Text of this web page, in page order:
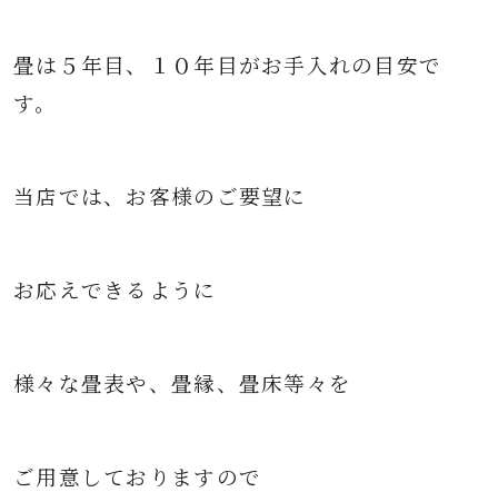
畳は５年目、１０年目がお手入れの目安で
す。
当店では、お客様のご要望に
お応えできるように
様々な畳表や、畳縁、畳床等々を
ご用意しておりますので